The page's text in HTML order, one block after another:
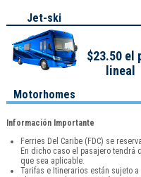
Jet-ski
Motorhomes
$23.50 el
lineal
Información Importante
Ferries Del Caribe (FDC) se
En dicho caso el pasajero tendrá
que sea aplicable.
Tarifas e Itinerarios están sujeto